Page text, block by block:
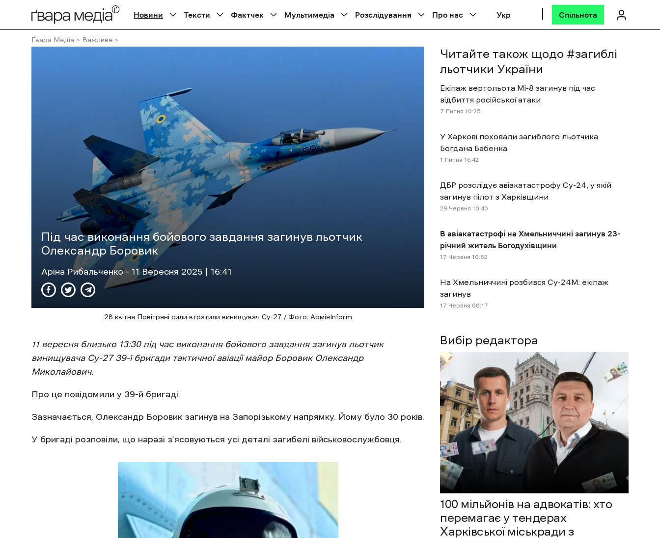
Новини Тексти Фактчек Мультимедіа Розслідування Про нас Укр Спільнота
Ґвара Медіа Важливе
Під час виконання бойового завдання загинув льотчик
Олександр Боровик
Аріна Рибальченко - 11 Вересня 2025 | 16:41
28 квітня Повітряні сили втратили винищувач Су-27 / Фото: АрміяInform
11 вересня близько 13:30 під час виконання бойового завдання загинув льотчик
винищувача Су-27 39-ї бригади тактичної авіації майор Боровик Олександр
Миколайович.
Про це повідомили у 39-й бригаді.
Зазначається, Олександр Боровик загинув на Запорізькому напрямку. Йому було 30 років.
У бригаді розповіли, що наразі з’ясовуються усі деталі загибелі військовослужбовця.
Вибір редактора
100 мільйонів на адвокатів: хто
перемагає у тендерах
Харківської міськради з
Читайте також щодо #загиблі
льотчики України
Екіпаж вертольота Мі-8 загинув під час
відбиття російської атаки
7 Липня 10:25
У Харкові поховали загиблого льотчика
Богдана Бабенка
1 Липня 16:42
ДБР розслідує авіакатастрофу Су-24, у якій
загинув пілот з Харківщини
29 Червня 10:40
В авіакатастрофі на Хмельниччині загинув 23-
річний житель Богодухівщини
17 Червня 10:52
На Хмельниччині розбився Су-24М: екіпаж
загинув
17 Червня 08:17